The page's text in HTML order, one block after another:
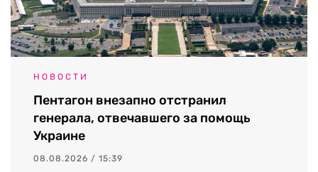
НОВОСТИ
Пентагон внезапно отстранил
генерала, отвечавшего за помощь
Украине
08.08.2026 / 15:39